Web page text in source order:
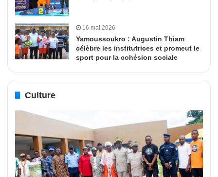
16 mai 2026
Yamoussoukro : Augustin Thiam
célèbre les institutrices et promeut le
sport pour la cohésion sociale
Culture